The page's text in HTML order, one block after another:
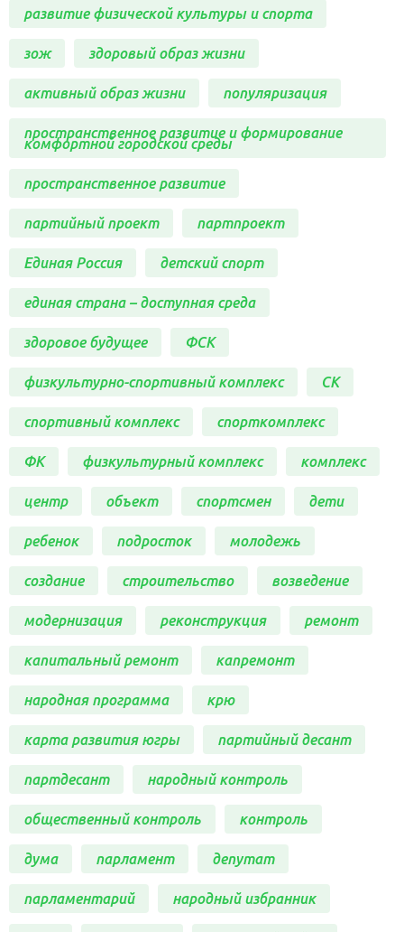
развитие физической культуры и спорта
зож здоровый образ жизни
активный образ жизни популяризация
пространственное развитие и формирование
комфортной городской среды
пространственное развитие
партийный проект партпроект
Единая Россия детский спорт
единая страна – доступная среда
здоровое будущее ФСК
физкультурно-спортивный комплекс СК
спортивный комплекс спорткомплекс
ФК физкультурный комплекс комплекс
центр объект спортсмен дети
ребенок подросток молодежь
создание строительство возведение
модернизация реконструкция ремонт
капитальный ремонт капремонт
народная программа крю
карта развития югры партийный десант
партдесант народный контроль
общественный контроль контроль
дума парламент депутат
парламентарий народный избранник